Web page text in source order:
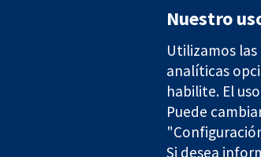
The Cochrane Collaboration is a charity (no.
Nuestro
Utilizamos
analíticas
habilite. El
Puede
Si desea